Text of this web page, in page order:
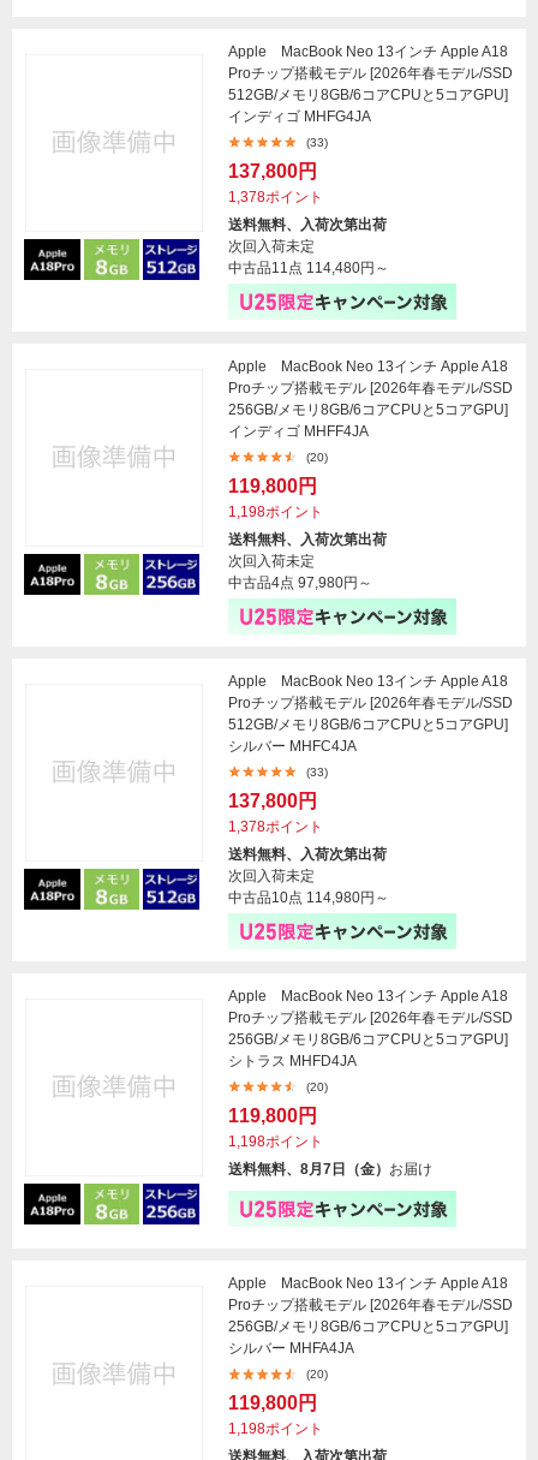
Apple MacBook Neo 13インチ Apple A18
Proチップ搭載モデル [2026年春モデル/SSD
512GB/メモリ8GB/6コアCPUと5コアGPU]
インディゴ MHFG4JA
(33)
137,800円
1,378ポイント
送料無料、入荷次第出荷
次回入荷未定
中古品11点 114,480円～
Apple MacBook Neo 13インチ Apple A18
Proチップ搭載モデル [2026年春モデル/SSD
256GB/メモリ8GB/6コアCPUと5コアGPU]
インディゴ MHFF4JA
(20)
119,800円
1,198ポイント
送料無料、入荷次第出荷
次回入荷未定
中古品4点 97,980円～
Apple MacBook Neo 13インチ Apple A18
Proチップ搭載モデル [2026年春モデル/SSD
512GB/メモリ8GB/6コアCPUと5コアGPU]
シルバー MHFC4JA
(33)
137,800円
1,378ポイント
送料無料、入荷次第出荷
次回入荷未定
中古品10点 114,980円～
Apple MacBook Neo 13インチ Apple A18
Proチップ搭載モデル [2026年春モデル/SSD
256GB/メモリ8GB/6コアCPUと5コアGPU]
シトラス MHFD4JA
(20)
119,800円
1,198ポイント
送料無料、8月7日（金） お届け
Apple MacBook Neo 13インチ Apple A18
Proチップ搭載モデル [2026年春モデル/SSD
256GB/メモリ8GB/6コアCPUと5コアGPU]
シルバー MHFA4JA
(20)
119,800円
1,198ポイント